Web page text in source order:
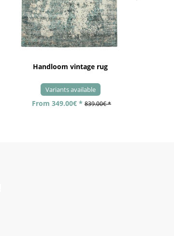
Handloom vintage rug
Variants available
From 349.00€ * 839.00€ *